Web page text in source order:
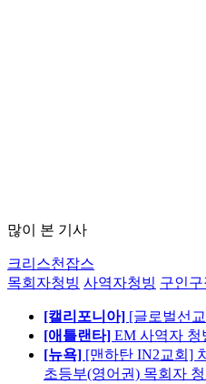
많이 본 기사
크리스천잡스
목회자청빙 사역자청빙 구인구
[캘리포니아] [글로벌선
[애틀랜타] EM 사역자 청
[뉴욕] [맨하탄 IN2교회]
초등부(영어권) 목회자